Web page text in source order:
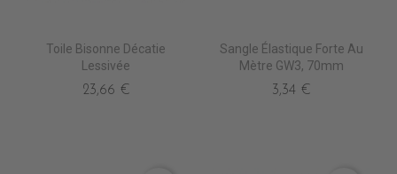
Toile Bisonne Décatie
Lessivée
23,66 €
Sangle Élastique Forte Au
Mètre GW3, 70mm
3,34 €